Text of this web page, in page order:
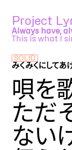
Project
Always have,
This is what I
SOLID
みくみくにしてあ
唄を
ただ
ない